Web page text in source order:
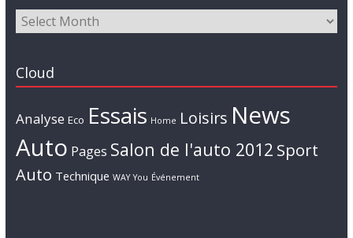
Cloud
Analyse Eco Essais Home Loisirs News
Auto Pages Salon de l'auto 2012 Sport
Auto Technique WAY You Événement